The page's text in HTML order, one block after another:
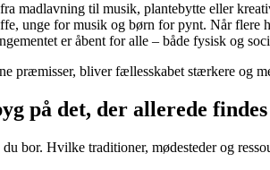
madlavning til musik, plantebytte eller
unge for musik og børn for pynt. Når flere
er åbent for alle – både fysisk og
præmisser, bliver fællesskabet stærkere og
på det, der allerede findes
bor. Hvilke traditioner, mødesteder og